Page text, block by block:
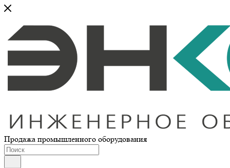
Продажа промышленного оборудования